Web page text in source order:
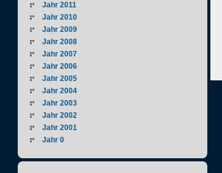
Jahr 2011
Jahr 2010
Jahr 2009
Jahr 2008
Jahr 2007
Jahr 2006
Jahr 2005
Jahr 2004
Jahr 2003
Jahr 2002
Jahr 2001
Jahr 0